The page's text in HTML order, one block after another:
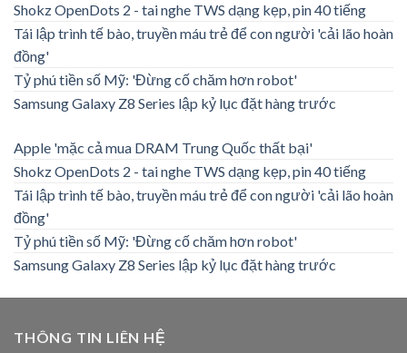
Shokz OpenDots 2 - tai nghe TWS dạng kẹp, pin 40 tiếng
Tái lập trình tế bào, truyền máu trẻ để con người 'cải lão hoàn
đồng'
Tỷ phú tiền số Mỹ: 'Đừng cố chăm hơn robot'
Samsung Galaxy Z8 Series lập kỷ lục đặt hàng trước
Apple 'mặc cả mua DRAM Trung Quốc thất bại'
Shokz OpenDots 2 - tai nghe TWS dạng kẹp, pin 40 tiếng
Tái lập trình tế bào, truyền máu trẻ để con người 'cải lão hoàn
đồng'
Tỷ phú tiền số Mỹ: 'Đừng cố chăm hơn robot'
Samsung Galaxy Z8 Series lập kỷ lục đặt hàng trước
THÔNG TIN LIÊN HỆ